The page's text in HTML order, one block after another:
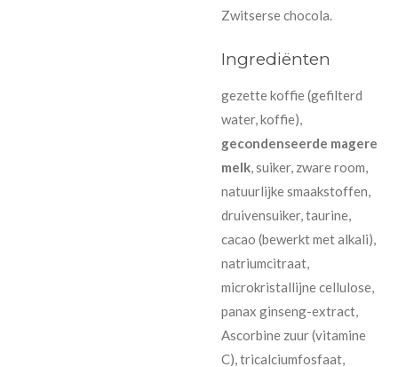
Zwitserse chocola.
Ingrediënten
gezette koffie (gefilterd
water, koffie),
gecondenseerde magere
melk, suiker, zware room,
natuurlijke smaakstoffen,
druivensuiker, taurine,
cacao (bewerkt met alkali),
natriumcitraat,
microkristallijne cellulose,
panax ginseng-extract,
Ascorbine zuur (vitamine
C), tricalciumfosfaat,